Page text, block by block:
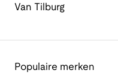
Van Tilburg
Populaire merken